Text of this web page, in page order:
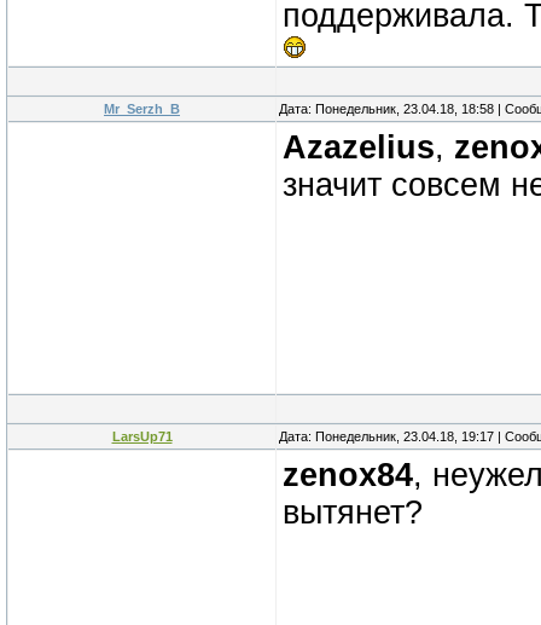
поддерживала.
Mr_Serzh_B Дата: Понедельник, 23.04.18, 18:58 |
Azazelius,
значит совсем
LarsUp71 Дата: Понедельник, 23.04.18, 19:17 |
zenox84,
вытянет?